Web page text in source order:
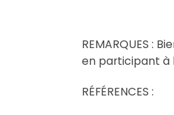
REMARQUES :
en participant à
RÉFÉRENCES :